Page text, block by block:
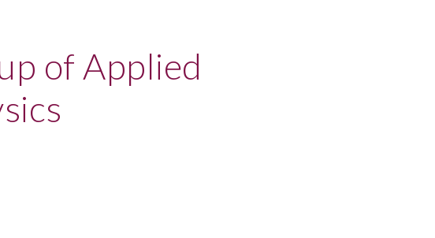
of Applied